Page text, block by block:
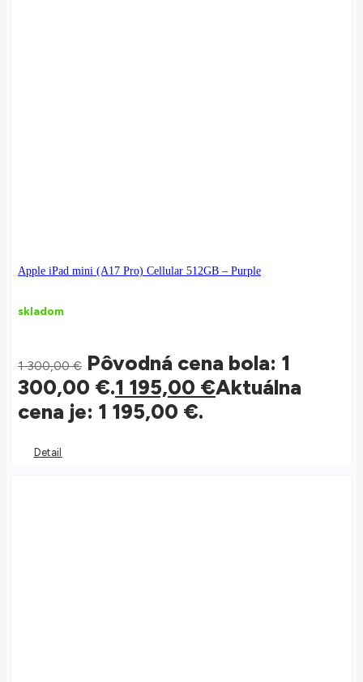
Apple iPad mini (A17 Pro) Cellular 512GB – Purple
skladom
1 300,00€ Pôvodná cena bola: 1
300,00 €.1 195,00 €Aktuálna
cena je: 1 195,00 €.
Detail